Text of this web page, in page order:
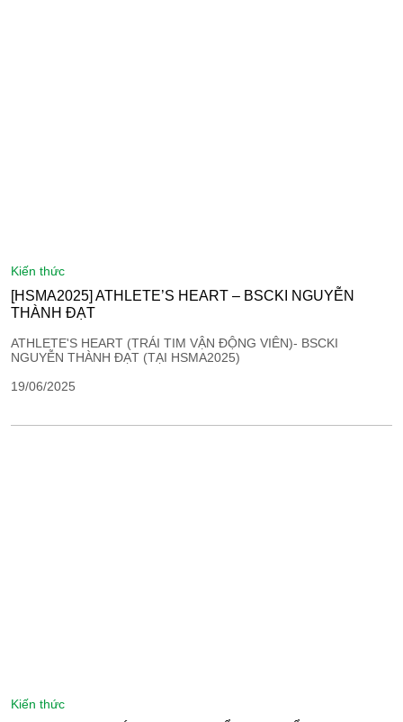
kiến thức
[HSMA2025] ATHLETE’S HEART – BSCKI NGUYỄN
THÀNH ĐẠT
ATHLETE'S HEART (TRÁI TIM VẬN ĐỘNG VIÊN)- BSCKI
NGUYỄN THÀNH ĐẠT (TẠI HSMA2025)
19/06/2025
kiến thức